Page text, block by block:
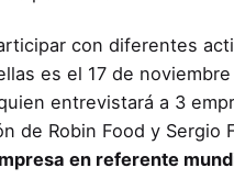
con diferentes
es el 17 de
entrevistará a 3
de Robin Food y Sergio
en referente